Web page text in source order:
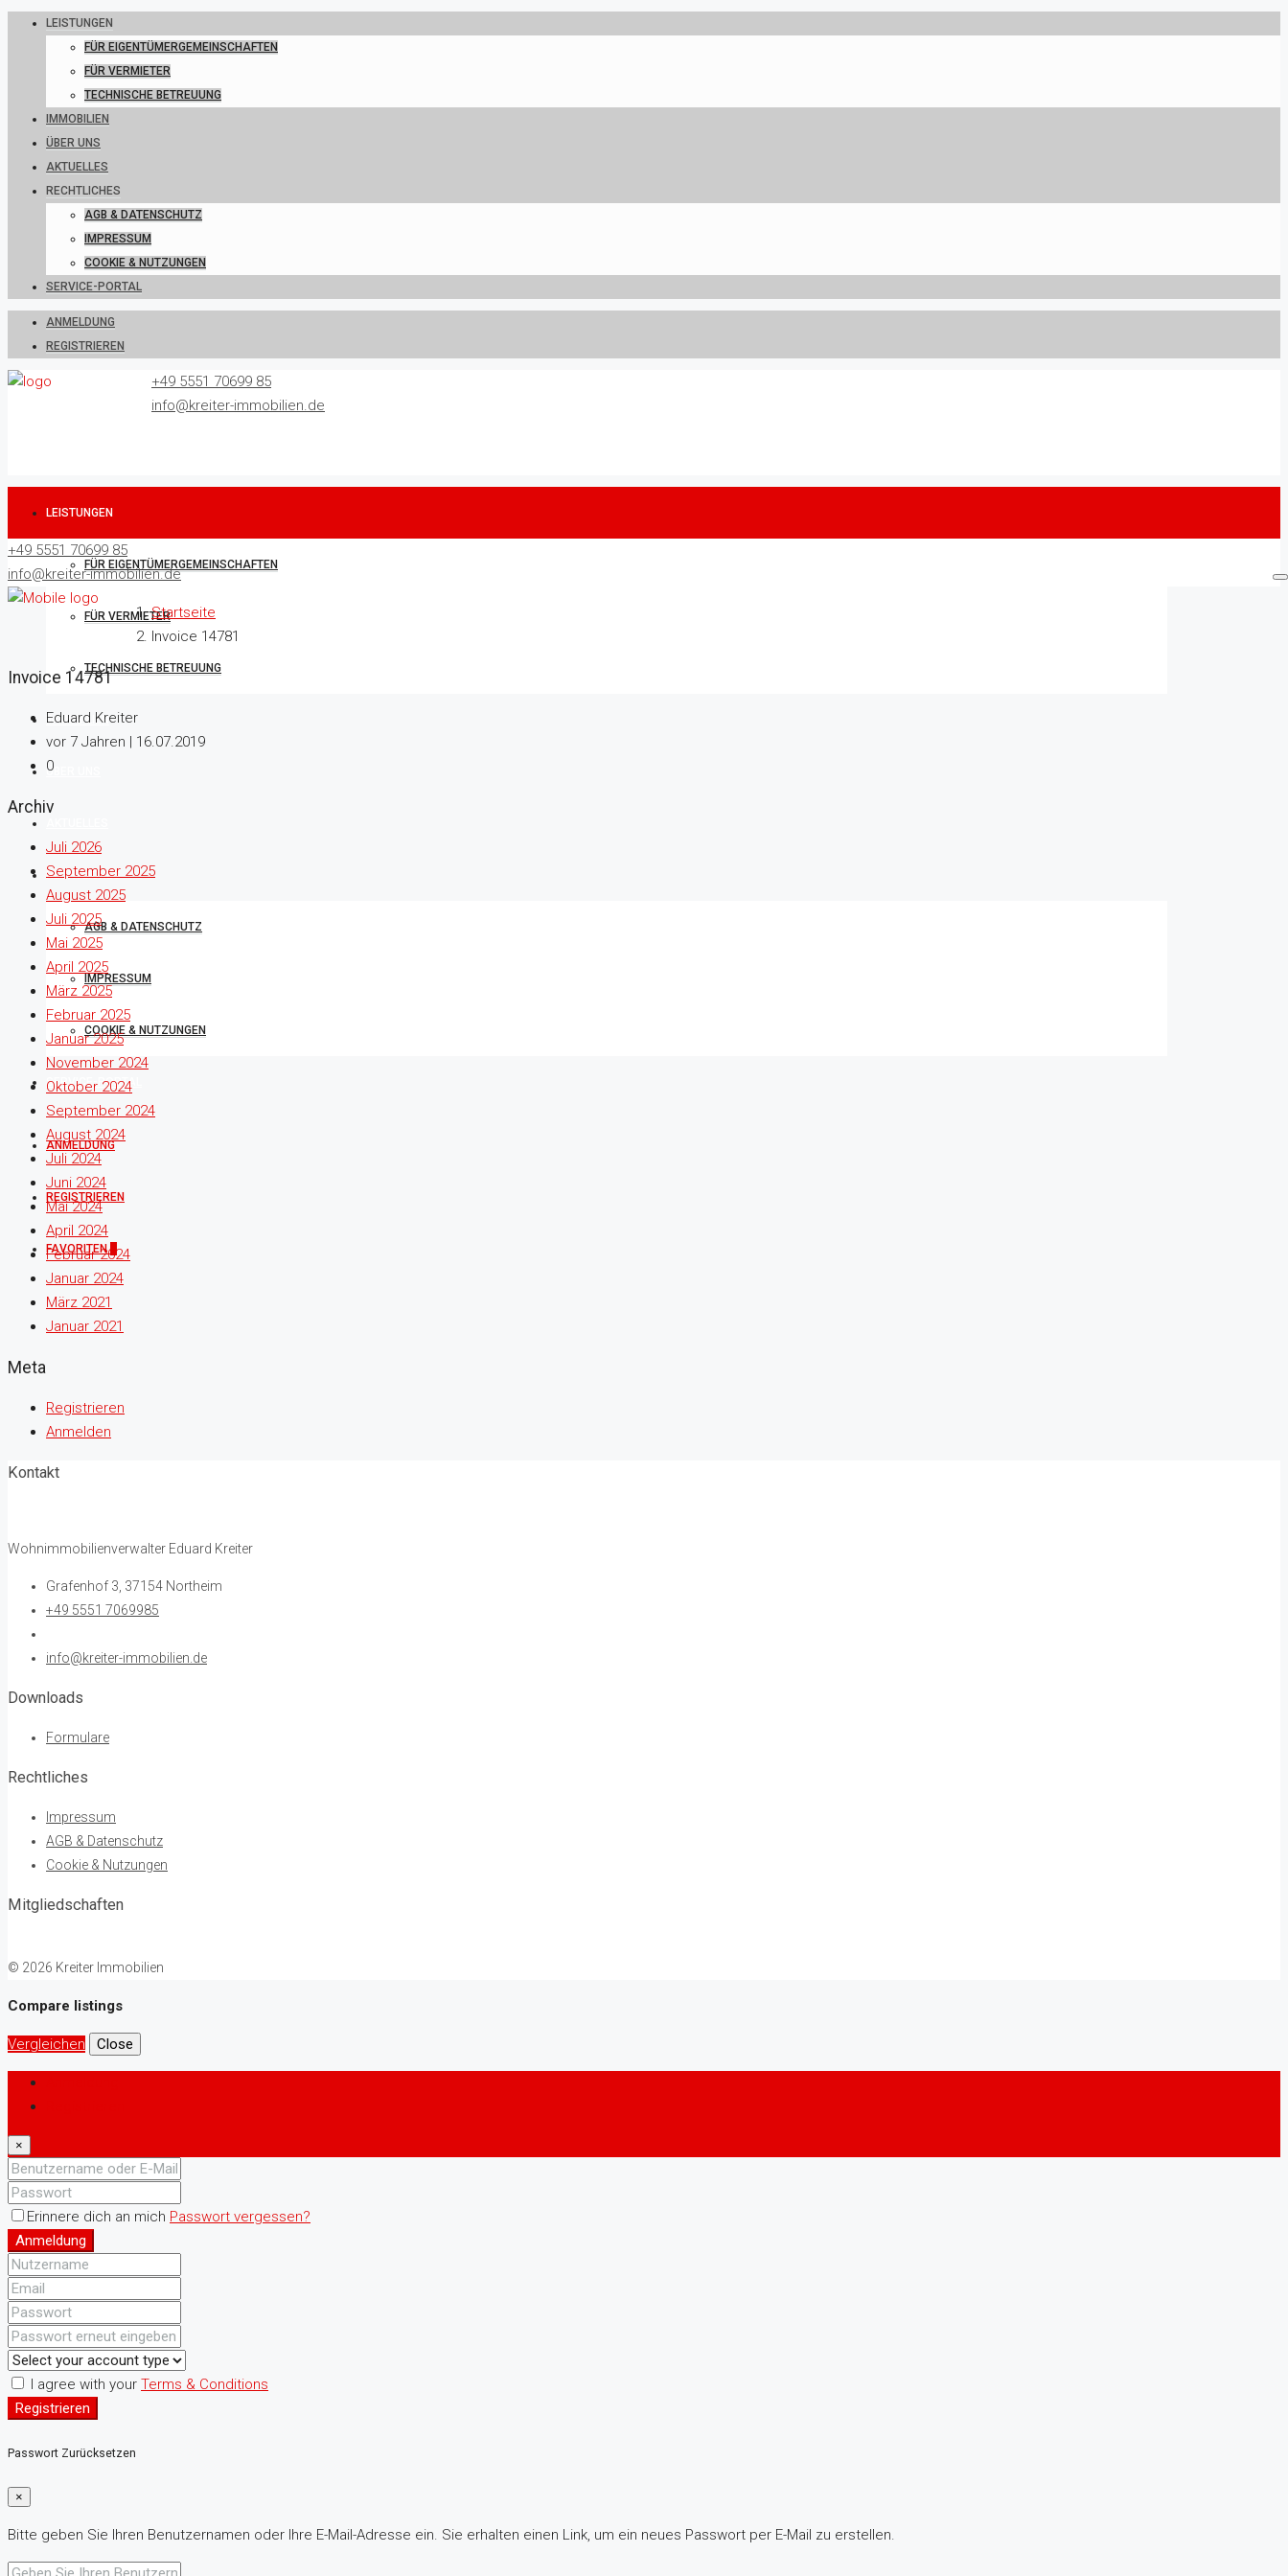
LEISTUNGEN
FÜR EIGENTÜMERGEMEINSCHAFTEN
FÜR VERMIETER
TECHNISCHE BETREUUNG
IMMOBILIEN
ÜBER UNS
AKTUELLES
RECHTLICHES
AGB & DATENSCHUTZ
IMPRESSUM
COOKIE & NUTZUNGEN
SERVICE-PORTAL
ANMELDUNG
REGISTRIEREN
+49 5551 70699 85
info@kreiter-immobilien.de
LEISTUNGEN
FÜR EIGENTÜMERGEMEINSCHAFTEN
FÜR VERMIETER
TECHNISCHE BETREUUNG
IMMOBILIEN
ÜBER UNS
RECHTLICHES
AGB & DATENSCHUTZ
IMPRESSUM
COOKIE & NUTZUNGEN
SERVICE-PORTAL
ANMELDUNG
REGISTRIEREN
FAVORITEN
+49 5551 70699 85
info@kreiter-immobilien.de
Startseite
Invoice 14781
Invoice 14781
Eduard Kreiter
vor 7 Jahren | 16.07.2019
0
Archiv
Juli 2026
September 2025
August 2025
Juli 2025
Mai 2025
April 2025
März 2025
Februar 2025
Januar 2025
November 2024
Oktober 2024
September 2024
August 2024
Juli 2024
Juni 2024
Mai 2024
April 2024
Februar 2024
Januar 2024
März 2021
Januar 2021
Meta
Registrieren
Anmelden
Kontakt
Wohnimmobilienverwalter Eduard Kreiter
Grafenhof 3, 37154 Northeim
+49 5551 7069985
info@kreiter-immobilien.de
Downloads
Formulare
Rechtliches
Impressum
AGB & Datenschutz
Cookie & Nutzungen
Mitgliedschaften
© 2026 Kreiter Immobilien
Compare listings
Vergleichen Close
×
Erinnere dich an mich Passwort vergessen?
Anmeldung
I agree with your Terms & Conditions
Registrieren
Passwort Zurücksetzen
×
Bitte geben Sie Ihren Benutzernamen oder Ihre E-Mail-Adresse ein. Sie erhalten einen Link, um ein neues Passwort per E-Mail zu erstellen.